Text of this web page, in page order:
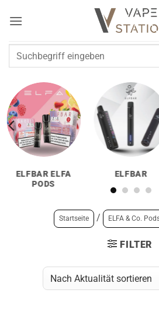
Inhalt
Suchen
ELFBAR ELFA
PODS
ELFBAR
Startseite / ELFA & Co.
FILTER